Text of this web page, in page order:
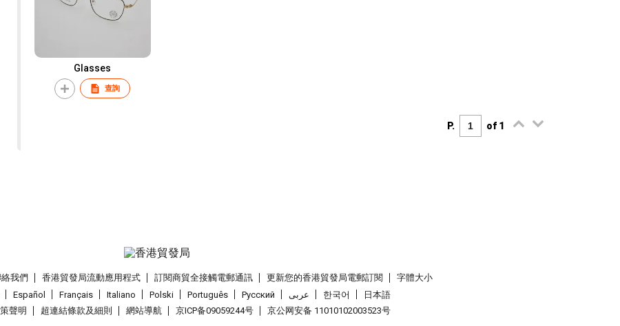
Glasses
查詢
P. of 1
我們 香港貿發局流動應用程式 訂閱商貿全接觸電郵通訊 更新您的香港貿發局電郵訂閱
字體大小
Español Français Italiano Polski Português Pусский عربى 한국어
日本語
聲明 超連結條款及細則 網站導航 京ICP备09059244号 京公网安备 11010102003523号